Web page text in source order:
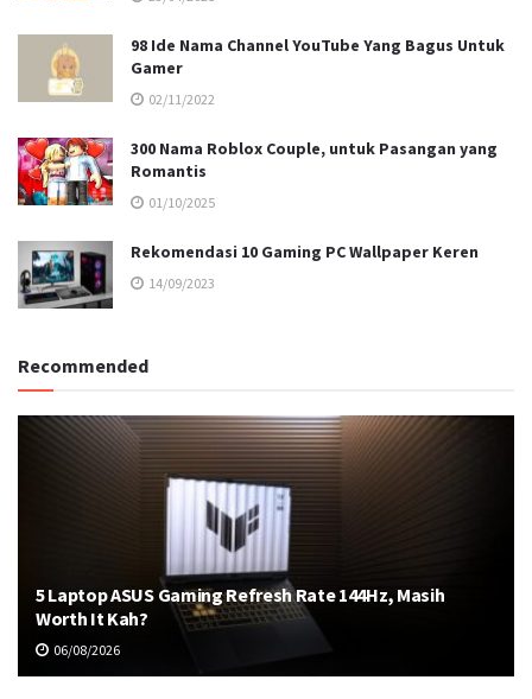
98 Ide Nama Channel YouTube Yang Bagus Untuk
Gamer
02/11/2022
300 Nama Roblox Couple, untuk Pasangan yang
Romantis
01/10/2025
Rekomendasi 10 Gaming PC Wallpaper Keren
14/09/2023
Recommended
5 Laptop ASUS Gaming Refresh Rate 144Hz, Masih
Worth It Kah?
06/08/2026